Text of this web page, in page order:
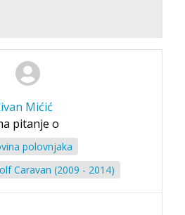
Mićić
pitanje o
polovnjaka
Caravan (2009 - 2014)